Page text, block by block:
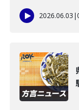
2026.06.03 |